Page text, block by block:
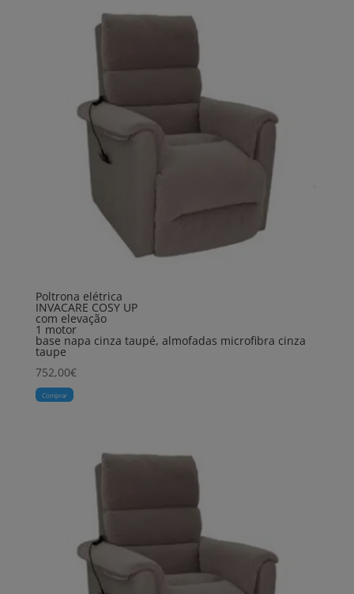
Poltrona elétrica
INVACARE COSY UP
com elevação
1 motor
base napa cinza taupé, almofadas microfibra cinza
taupe
752,00€
Comprar